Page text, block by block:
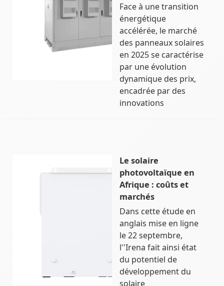
Face à une transition
énergétique
accélérée, le marché
des panneaux solaires
en 2025 se caractérise
par une évolution
dynamique des prix,
encadrée par des
innovations
Le solaire
photovoltaïque en
Afrique : coûts et
marchés
Dans cette étude en
anglais mise en ligne
le 22 septembre,
l''Irena fait ainsi état
du potentiel de
développement du
solaire